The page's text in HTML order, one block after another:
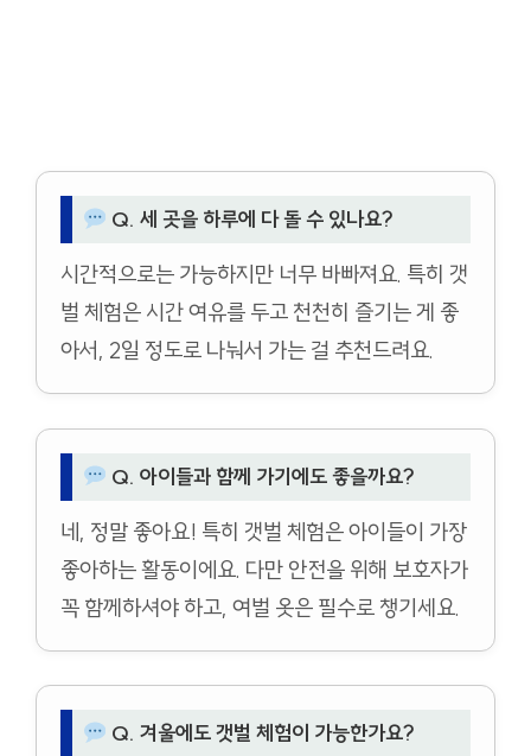
Q. 세 곳을 하루에 다 돌 수 있나요?
시간적으로는 가능하지만 너무 바빠져요. 특히 갯
벌 체험은 시간 여유를 두고 천천히 즐기는 게 좋
아서, 2일 정도로 나눠서 가는 걸 추천드려요.
Q. 아이들과 함께 가기에도 좋을까요?
네, 정말 좋아요! 특히 갯벌 체험은 아이들이 가장
좋아하는 활동이에요. 다만 안전을 위해 보호자가
꼭 함께하셔야 하고, 여벌 옷은 필수로 챙기세요.
Q. 겨울에도 갯벌 체험이 가능한가요?